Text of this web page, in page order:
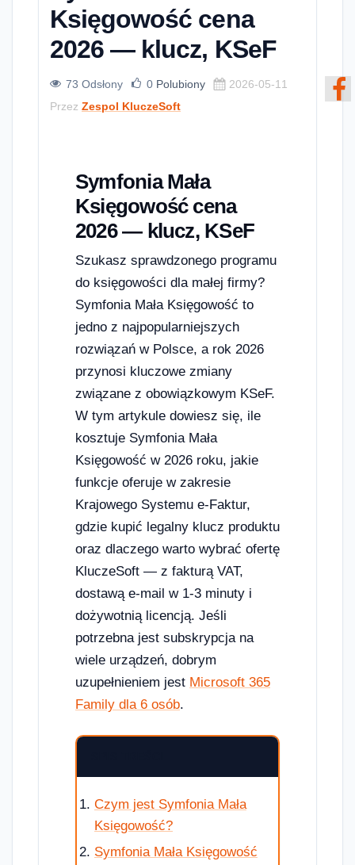
Księgowość cena
2026 — klucz, KSeF
73 Odsłony 0 Polubiony
2026-05-11
Przez Zespol KluczeSoft
Symfonia Mała
Księgowość cena
2026 — klucz, KSeF
Szukasz sprawdzonego programu
do księgowości dla małej firmy?
Symfonia Mała Księgowość to
jedno z najpopularniejszych
rozwiązań w Polsce, a rok 2026
przynosi kluczowe zmiany
związane z obowiązkowym KSeF.
W tym artykule dowiesz się, ile
kosztuje Symfonia Mała
Księgowość w 2026 roku, jakie
funkcje oferuje w zakresie
Krajowego Systemu e-Faktur,
gdzie kupić legalny klucz produktu
oraz dlaczego warto wybrać ofertę
KluczeSoft — z fakturą VAT,
dostawą e-mail w 1-3 minuty i
dożywotnią licencją. Jeśli
potrzebna jest subskrypcja na
wiele urządzeń, dobrym
uzupełnieniem jest Microsoft 365
Family dla 6 osób.
Czym jest Symfonia Mała
Księgowość?
Symfonia Mała Księgowość